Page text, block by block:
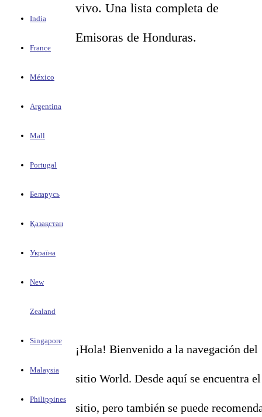
India
France
México
Argentina
Mall
Portugal
Беларусь
Қазақстан
Україна
New
Zealand
Singapore
Malaysia
Philippines
vivo. Una lista completa de
Emisoras de Honduras.
¡Hola! Bienvenido a la navegación del
sitio World. Desde aquí se encuentra el
sitio, pero también se puede